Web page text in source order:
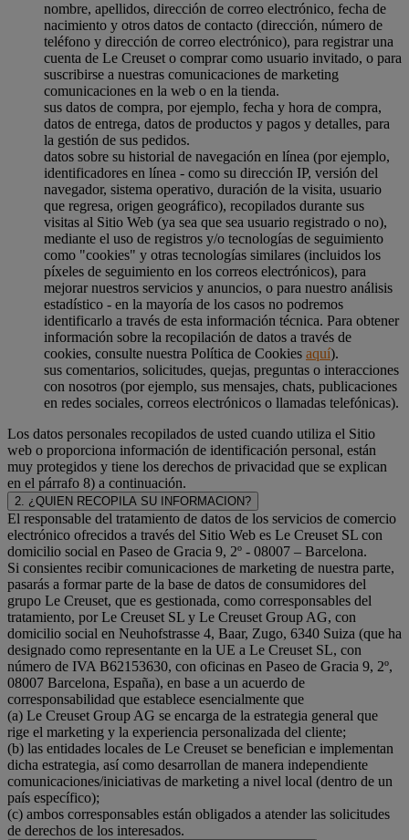
nombre, apellidos, dirección de correo electrónico, fecha de
nacimiento y otros datos de contacto (dirección, número de
teléfono y dirección de correo electrónico), para registrar una
cuenta de Le Creuset o comprar como usuario invitado, o para
suscribirse a nuestras comunicaciones de marketing
comunicaciones en la web o en la tienda.
sus datos de compra, por ejemplo, fecha y hora de compra,
datos de entrega, datos de productos y pagos y detalles, para
la gestión de sus pedidos.
datos sobre su historial de navegación en línea (por ejemplo,
identificadores en línea - como su dirección IP, versión del
navegador, sistema operativo, duración de la visita, usuario
que regresa, origen geográfico), recopilados durante sus
visitas al Sitio Web (ya sea que sea usuario registrado o no),
mediante el uso de registros y/o tecnologías de seguimiento
como "cookies" y otras tecnologías similares (incluidos los
píxeles de seguimiento en los correos electrónicos), para
mejorar nuestros servicios y anuncios, o para nuestro análisis
estadístico - en la mayoría de los casos no podremos
identificarlo a través de esta información técnica. Para obtener
información sobre la recopilación de datos a través de
cookies, consulte nuestra Política de Cookies aquí).
sus comentarios, solicitudes, quejas, preguntas o interacciones
con nosotros (por ejemplo, sus mensajes, chats, publicaciones
en redes sociales, correos electrónicos o llamadas telefónicas).
Los datos personales recopilados de usted cuando utiliza el Sitio
web o proporciona información de identificación personal, están
muy protegidos y tiene los derechos de privacidad que se explican
en el párrafo 8) a continuación.
2. ¿QUIEN RECOPILA SU INFORMACION?
El responsable del tratamiento de datos de los servicios de comercio
electrónico ofrecidos a través del Sitio Web es Le Creuset SL con
domicilio social en Paseo de Gracia 9, 2º - 08007 – Barcelona.
Si consientes recibir comunicaciones de marketing de nuestra parte,
pasarás a formar parte de la base de datos de consumidores del
grupo Le Creuset, que es gestionada, como corresponsables del
tratamiento, por Le Creuset SL y Le Creuset Group AG, con
domicilio social en Neuhofstrasse 4, Baar, Zugo, 6340 Suiza (que ha
designado como representante en la UE a Le Creuset SL, con
número de IVA B62153630, con oficinas en Paseo de Gracia 9, 2º,
08007 Barcelona, España), en base a un acuerdo de
corresponsabilidad que establece esencialmente que
(a) Le Creuset Group AG se encarga de la estrategia general que
rige el marketing y la experiencia personalizada del cliente;
(b) las entidades locales de Le Creuset se benefician e implementan
dicha estrategia, así como desarrollan de manera independiente
comunicaciones/iniciativas de marketing a nivel local (dentro de un
país específico);
(c) ambos corresponsables están obligados a atender las solicitudes
de derechos de los interesados.